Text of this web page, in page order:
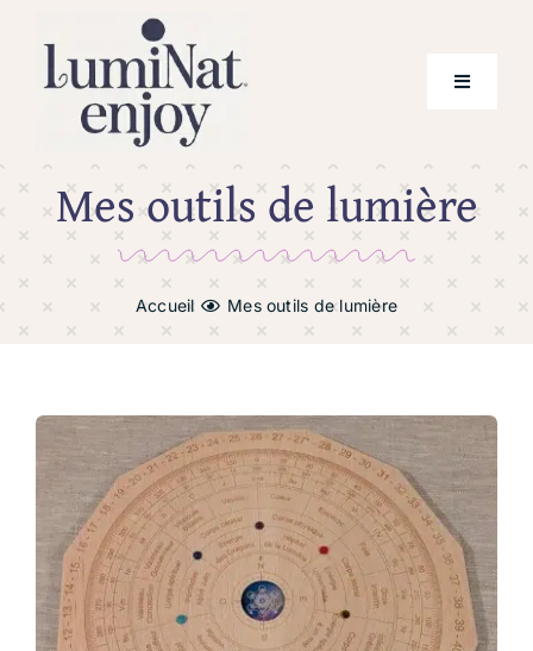
content
Toggle
Prestations
Mes outils de lumière
Mes outils de lumière
Accueil Mes outils de lumière